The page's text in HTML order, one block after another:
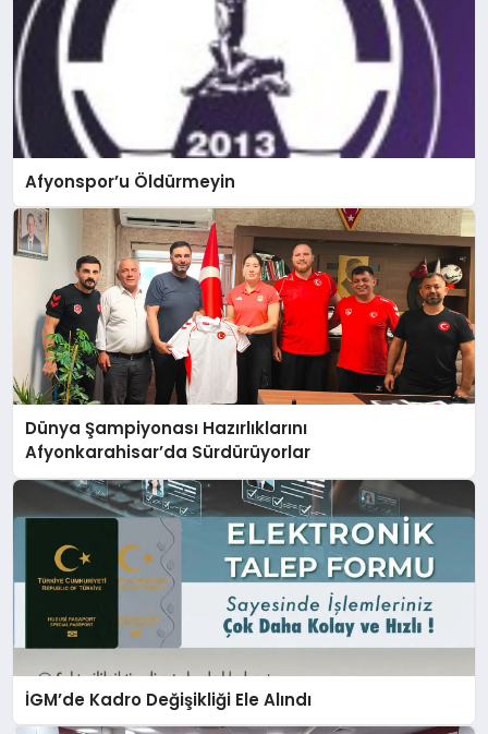
Afyonspor’u Öldürmeyin
Dünya Şampiyonası Hazırlıklarını
Afyonkarahisar’da Sürdürüyorlar
İGM’de Kadro Değişikliği Ele Alındı